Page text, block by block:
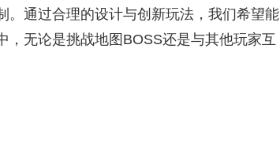
。通过合理的设计与创新玩法，我们希望能
，无论是挑战地图BOSS还是与其他玩家互